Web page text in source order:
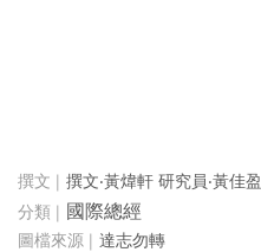
撰文‧黃煒軒 研究員‧黃佳盈
國際總經
達志勿轉